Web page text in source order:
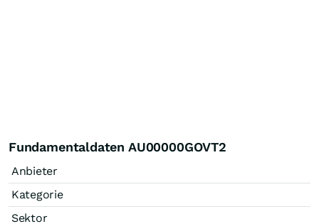
Fundamentaldaten AU00000GOVT2
Anbieter
Kategorie
Sektor